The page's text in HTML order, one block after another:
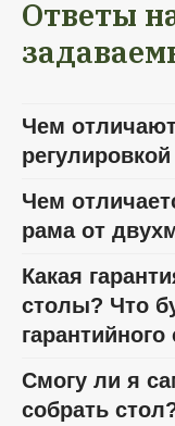
Ответы
Чем
Чем
рама от
Какая
столы? Что
гарантийного
Смогу ли я
собрать